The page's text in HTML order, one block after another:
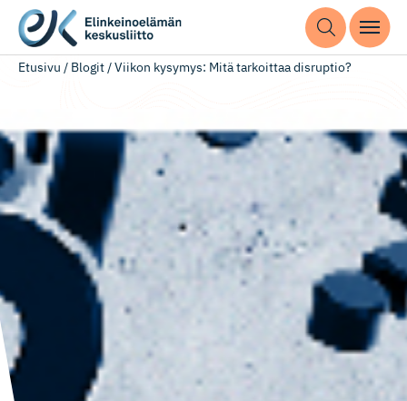
Etusivu / Blogit/Viikon kysymys: Mitä tarkoittaa disruptio?